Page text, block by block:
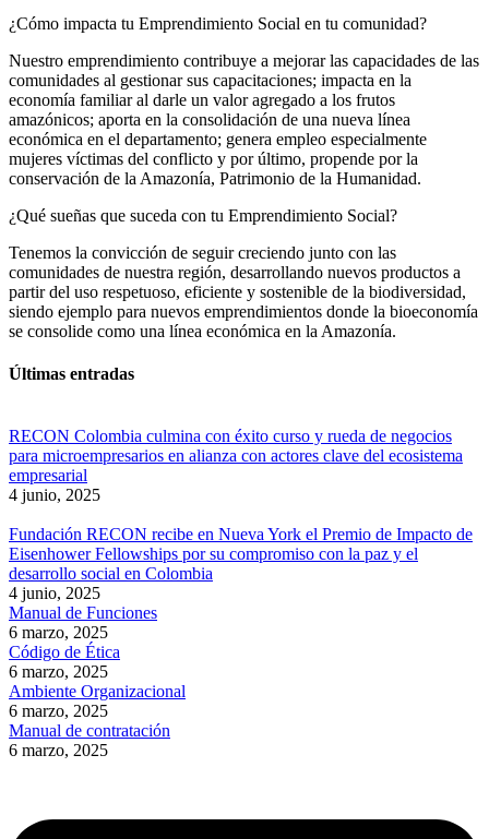
¿Cómo impacta tu Emprendimiento Social en tu comunidad?
Nuestro emprendimiento contribuye a mejorar las capacidades de las
comunidades al gestionar sus capacitaciones; impacta en la
economía familiar al darle un valor agregado a los frutos
amazónicos; aporta en la consolidación de una nueva línea
económica en el departamento; genera empleo especialmente
mujeres víctimas del conflicto y por último, propende por la
conservación de la Amazonía, Patrimonio de la Humanidad.
¿Qué sueñas que suceda con tu Emprendimiento Social?
Tenemos la convicción de seguir creciendo junto con las
comunidades de nuestra región, desarrollando nuevos productos a
partir del uso respetuoso, eficiente y sostenible de la biodiversidad,
siendo ejemplo para nuevos emprendimientos donde la bioeconomía
se consolide como una línea económica en la Amazonía.
Últimas entradas
RECON Colombia culmina con éxito curso y rueda de negocios
para microempresarios en alianza con actores clave del ecosistema
empresarial
4 junio, 2025
Fundación RECON recibe en Nueva York el Premio de Impacto de
Eisenhower Fellowships por su compromiso con la paz y el
desarrollo social en Colombia
4 junio, 2025
Manual de Funciones
6 marzo, 2025
Código de Ética
6 marzo, 2025
Ambiente Organizacional
6 marzo, 2025
Manual de contratación
6 marzo, 2025